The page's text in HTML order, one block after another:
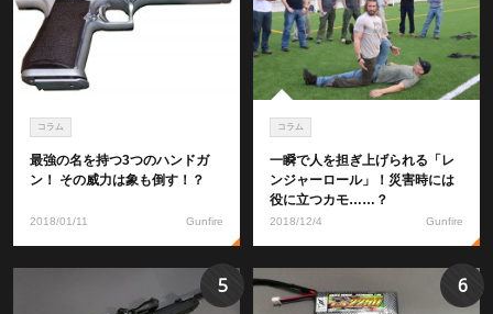
コラム
最強の名を持つ3つのハンドガ
ン！ その威力は象も倒す！？
2018/01/11 Gunfire
コラム
一瞬で人を担ぎ上げられる「レ
ンジャーロール」！災害時には
役に立つカモ……？
2018/12/4 Gunfire
5 6